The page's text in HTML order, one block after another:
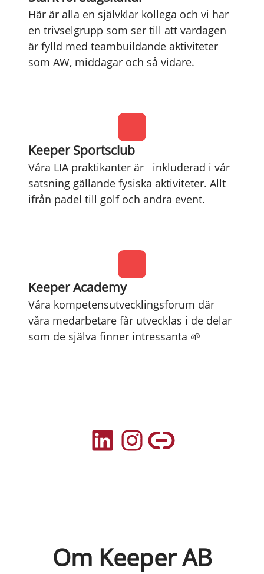
Här är alla en självklar kollega och vi har
en trivselgrupp som ser till att vardagen
är fylld med teambuildande aktiviteter
som AW, middagar och så vidare.
Keeper Sportsclub
Våra LIA praktikanter är inkluderad i vår
satsning gällande fysiska aktiviteter. Allt
ifrån padel till golf och andra event.
Keeper Academy
Våra kompetensutvecklingsforum där
våra medarbetare får utvecklas i de delar
som de själva finner intressanta 🌱
Om Keeper AB